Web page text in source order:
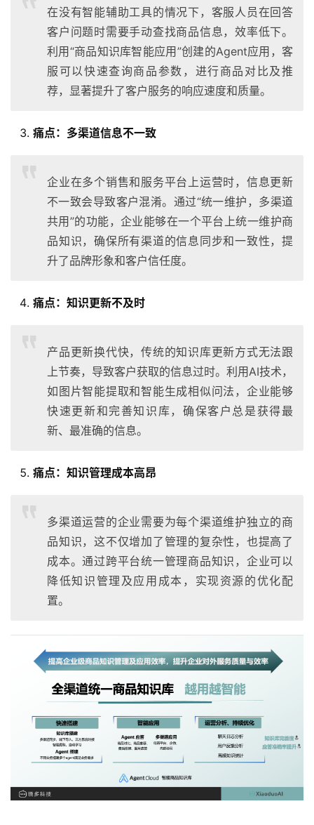
在没有智能辅助工具的情况下，客服人员在回答
客户问题时需要手动查找商品信息，效率低下。
利用“商品知识库智能应用”创建的Agent应用，客
服可以快速查询商品参数，进行商品对比及推
荐，显著提升了客户服务的响应速度和质量。
痛点： 多渠道信息不一致
企业在多个销售和服务平台上运营时，信息更新
不一致会导致客户混淆。通过“统一维护，多渠道
共用”的功能，企业能够在一个平台上统一维护商
品知识，确保所有渠道的信息同步和一致性，提
升了品牌形象和客户信任度。
痛点： 知识更新不及时
产品更新换代快，传统的知识库更新方式无法跟
上节奏，导致客户获取的信息过时。利用AI技术，
如图片智能提取和智能生成相似问法，企业能够
快速更新和完善知识库，确保客户总是获得最
新、最准确的信息。
痛点： 知识管理成本高昂
多渠道运营的企业需要为每个渠道维护独立的商
品知识，这不仅增加了管理的复杂性，也提高了
成本。通过跨平台统一管理商品知识，企业可以
降低知识管理及应用成本，实现资源的优化配
置。